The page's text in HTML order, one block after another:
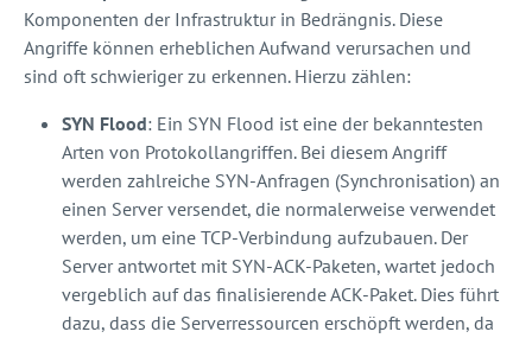
Komponenten der Infrastruktur in Bedrängnis. Diese
Angriffe können erheblichen Aufwand verursachen und
sind oft schwieriger zu erkennen. Hierzu zählen:
SYN Flood: Ein SYN Flood ist eine der bekanntesten
Arten von Protokollangriffen. Bei diesem Angriff
werden zahlreiche SYN-Anfragen (Synchronisation) an
einen Server versendet, die normalerweise verwendet
werden, um eine TCP-Verbindung aufzubauen. Der
Server antwortet mit SYN-ACK-Paketen, wartet jedoch
vergeblich auf das finalisierende ACK-Paket. Dies führt
dazu, dass die Serverressourcen erschöpft werden, da